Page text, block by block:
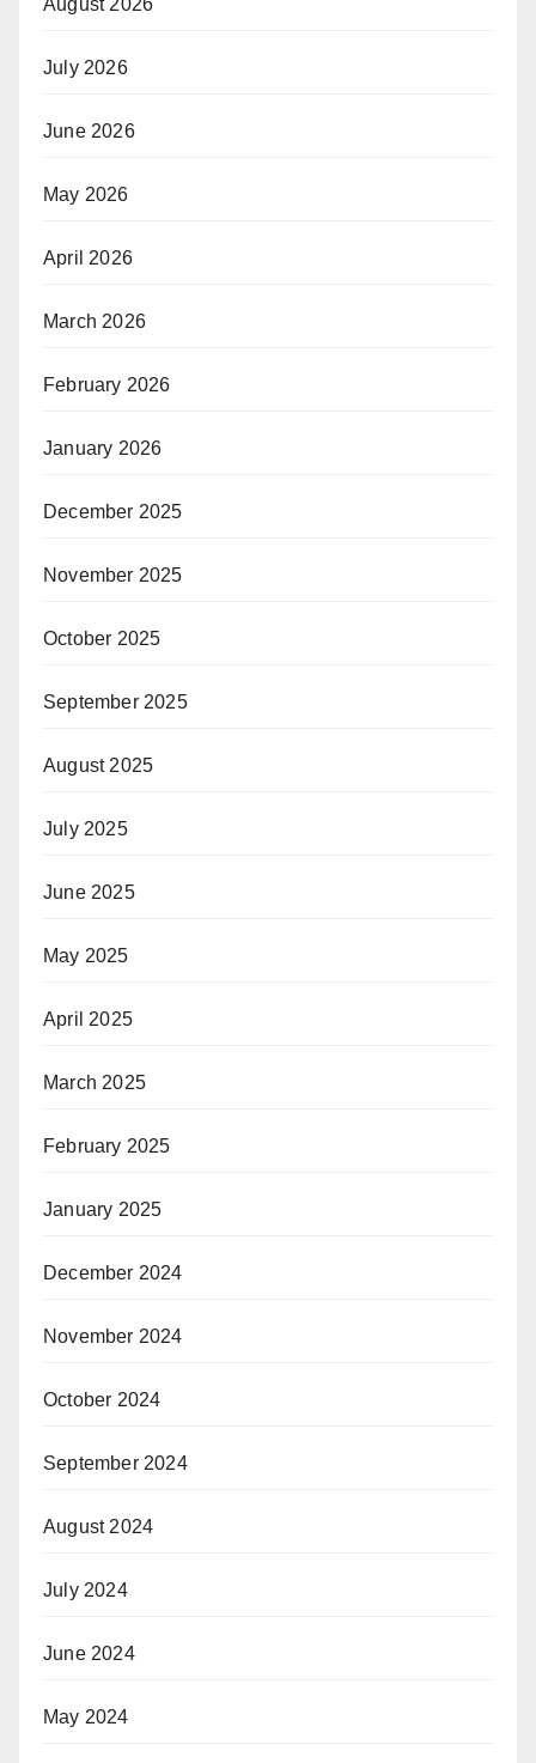
August 2026
July 2026
June 2026
May 2026
April 2026
March 2026
February 2026
January 2026
December 2025
November 2025
October 2025
September 2025
August 2025
July 2025
June 2025
May 2025
April 2025
March 2025
February 2025
January 2025
December 2024
November 2024
October 2024
September 2024
August 2024
July 2024
June 2024
May 2024